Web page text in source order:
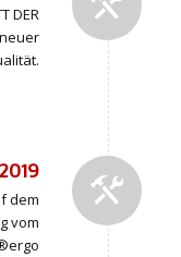
DER
neuer
2019
dem
vom